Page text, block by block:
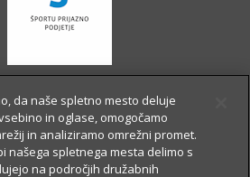
da naše spletno mesto deluje
in oglase, omogočamo
in analiziramo omrežni promet.
našega spletnega mesta delimo s
na področjih družabnih